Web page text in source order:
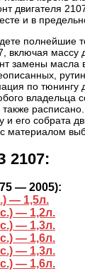
двигателя
и в
полнейшие
включая массу
замены масла
по тюнингу
владельца
и его собрата
материалом
2107:
— 2005):
— 1,5л.
— 1,2л.
— 1,3л.
— 1,6л.
— 1,3л.
— 1,6л.